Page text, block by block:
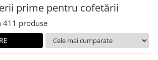
CONDENSAT
prime pentru cofetării
411 produse